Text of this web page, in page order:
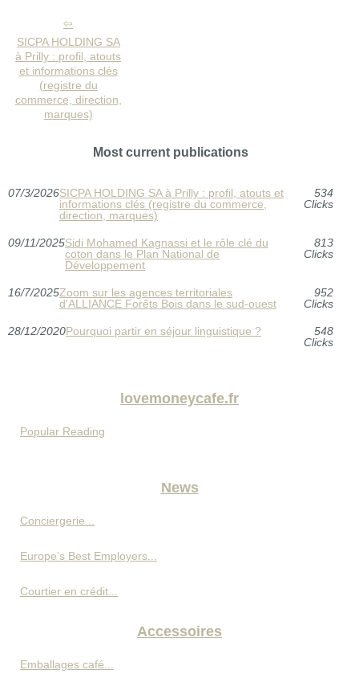
SICPA HOLDING SA
à Prilly : profil, atouts
et informations clés
(registre du
commerce, direction,
marques)
Most current publications
07/3/2026SICPA HOLDING SA à Prilly : profil, atouts et
informations clés (registre du commerce,
direction, marques)
534
Clicks
09/11/2025Sidi Mohamed Kagnassi et le rôle clé du
coton dans le Plan National de
Développement
813
Clicks
16/7/2025Zoom sur les agences territoriales
d'ALLIANCE Forêts Bois dans le sud-ouest
952
Clicks
28/12/2020Pourquoi partir en séjour linguistique ?
548
Clicks
lovemoneycafe.fr
Popular Reading
News
Conciergerie...
Europe’s Best Employers...
Courtier en crédit...
Accessoires
Emballages café...